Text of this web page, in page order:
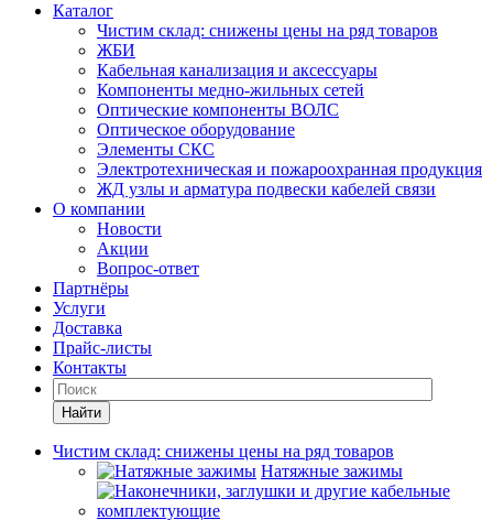
Каталог
Чистим склад: снижены цены на ряд товаров
ЖБИ
Кабельная канализация и аксессуары
Компоненты медно-жильных сетей
Оптические компоненты ВОЛС
Оптическое оборудование
Элементы СКС
Электротехническая и пожароохранная продукция
ЖД узлы и арматура подвески кабелей связи
О компании
Новости
Акции
Вопрос-ответ
Партнёры
Услуги
Доставка
Прайс-листы
Контакты
Найти
Чистим склад: снижены цены на ряд товаров
Натяжные зажимы